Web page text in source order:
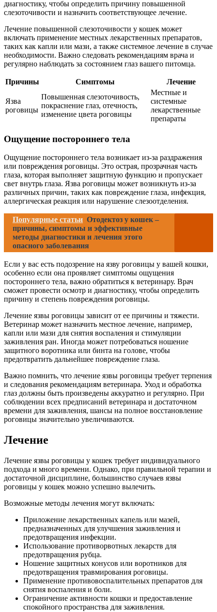
диагностику, чтобы определить причину повышенной
слезоточивости и назначить соответствующее лечение.
Лечение повышенной слезоточивости у кошек может
включать применение местных лекарственных препаратов,
таких как капли или мази, а также системное лечение в случае
необходимости. Важно следовать рекомендациям врача и
регулярно наблюдать за состоянием глаз вашего питомца.
Причины Симптомы Лечение
Язва
роговицы
Повышенная слезоточивость,
покраснение глаз, отечность,
изменение цвета роговицы
Местные и
системные
лекарственные
препараты
Ощущение постороннего тела
Ощущение постороннего тела возникает из-за раздражения
или повреждения роговицы. Это острая, прозрачная часть
глаза, которая выполняет защитную функцию и пропускает
свет внутрь глаза. Язва роговицы может возникнуть из-за
различных причин, таких как повреждение глаза, инфекция,
аллергическая реакция или нарушение слезоотделения.
Популярные статьи Отодектоз у кошек –
причины, симптомы и эффективные
методы диагностики и лечения этого
опасного заболевания
Если у вас есть подозрение на язву роговицы у вашей кошки,
особенно если она проявляет симптомы ощущения
постороннего тела, важно обратиться к ветеринару. Врач
сможет провести осмотр и диагностику, чтобы определить
причину и степень повреждения роговицы.
Лечение язвы роговицы зависит от ее причины и тяжести.
Ветеринар может назначить местное лечение, например,
капли или мази для снятия воспаления и стимуляции
заживления ран. Иногда может потребоваться ношение
защитного воротника или бинта на голове, чтобы
предотвратить дальнейшее повреждение глаза.
Важно помнить, что лечение язвы роговицы требует терпения
и следования рекомендациям ветеринара. Уход и обработка
глаз должны быть произведены аккуратно и регулярно. При
соблюдении всех предписаний ветеринара и достаточном
времени для заживления, шансы на полное восстановление
роговицы значительно увеличиваются.
Лечение
Лечение язвы роговицы у кошек требует индивидуального
подхода и много времени. Однако, при правильной терапии и
достаточной дисциплине, большинство случаев язвы
роговицы у кошек можно успешно вылечить.
Возможные методы лечения могут включать:
Приложение лекарственных капель или мазей,
предназначенных для улучшения заживления и
предотвращения инфекции.
Использование противорвотных лекарств для
предотвращения рубца.
Ношение защитных конусов или воротников для
предотвращения травмирования роговицы.
Применение противовоспалительных препаратов для
снятия воспаления и боли.
Ограничение активности кошки и предоставление
спокойного пространства для заживления.